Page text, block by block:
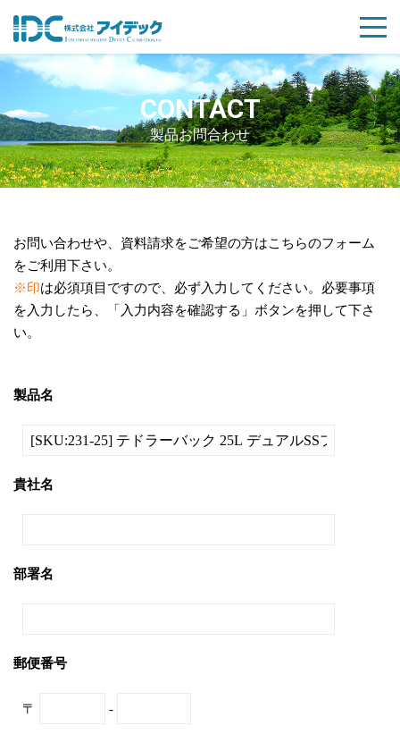
CONTACT
製品お問合わせ
お問い合わせや、資料請求をご希望の方はこちらのフォーム
をご利用下さい。
※印は必須項目ですので、必ず入力してください。必要事項
を入力したら、「入力内容を確認する」ボタンを押して下さ
い。
製品名
貴社名
部署名
郵便番号
〒 -